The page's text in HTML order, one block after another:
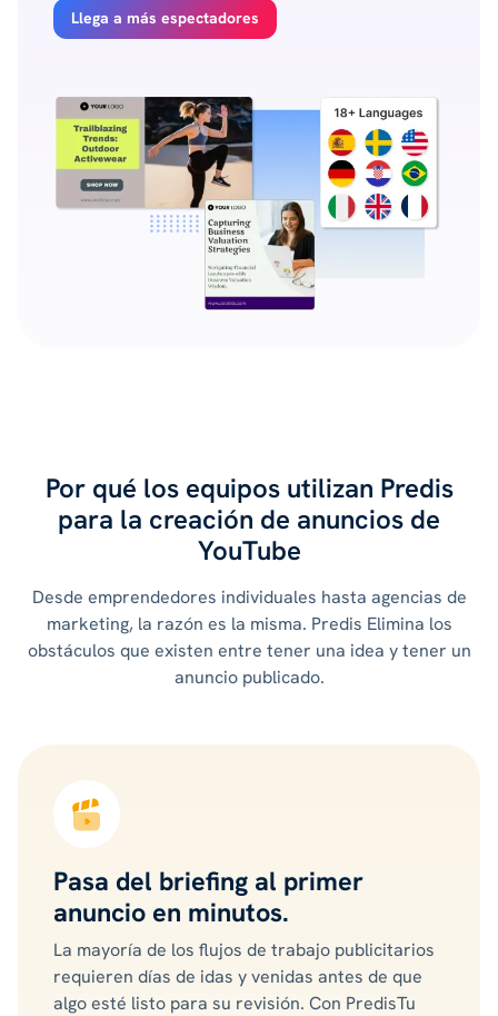
Llega a más espectadores
Por qué los equipos utilizan Predis
para la creación de anuncios de
YouTube
Desde emprendedores individuales hasta agencias de
marketing, la razón es la misma. Predis Elimina los
obstáculos que existen entre tener una idea y tener un
anuncio publicado.
Pasa del briefing al primer
anuncio en minutos.
La mayoría de los flujos de trabajo publicitarios
requieren días de idas y venidas antes de que
algo esté listo para su revisión. Con PredisTu